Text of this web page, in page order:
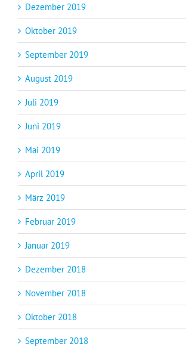
Dezember 2019
Oktober 2019
September 2019
August 2019
Juli 2019
Juni 2019
Mai 2019
April 2019
März 2019
Februar 2019
Januar 2019
Dezember 2018
November 2018
Oktober 2018
September 2018